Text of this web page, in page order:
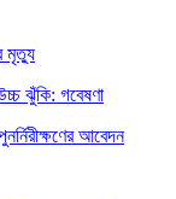
মৃত্যু
ঝুঁকি: গবেষণা
আবেদন